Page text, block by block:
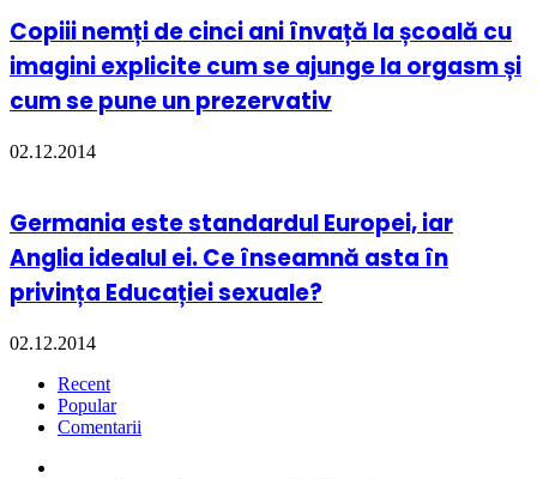
Copiii nemți de cinci ani învață la școală cu
imagini explicite cum se ajunge la orgasm și
cum se pune un prezervativ
02.12.2014
Germania este standardul Europei, iar
Anglia idealul ei. Ce înseamnă asta în
privința Educației sexuale?
02.12.2014
Recent
Popular
Comentarii